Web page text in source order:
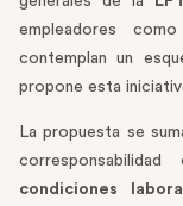
empleadores
contemplan un
propone esta
La propuesta se
condiciones